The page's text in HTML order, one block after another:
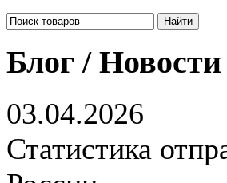
Блог / Новости
03.04.2026
Статистика